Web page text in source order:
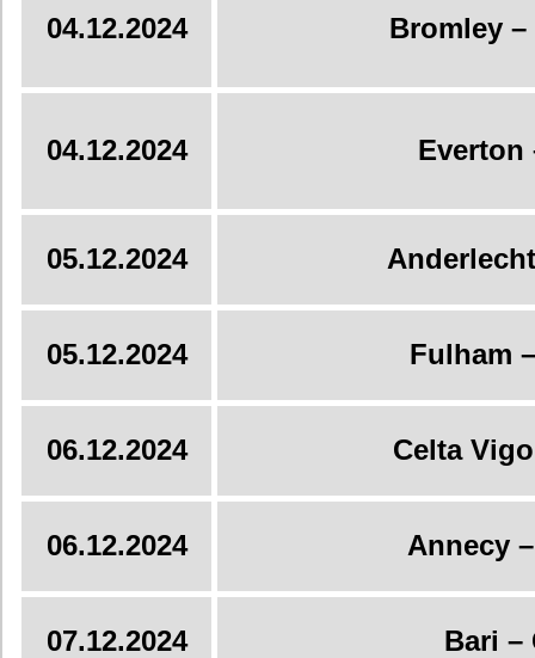
04.12.2024 Bromley
04.12.2024 Everton
05.12.2024
05.12.2024 Fulham
06.12.2024 Celta
06.12.2024 Annecy
07.12.2024 Bari –